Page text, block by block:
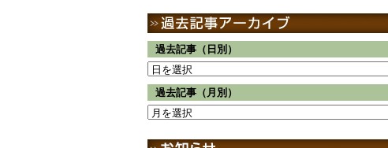
過去記事（日別）
過去記事（月別）